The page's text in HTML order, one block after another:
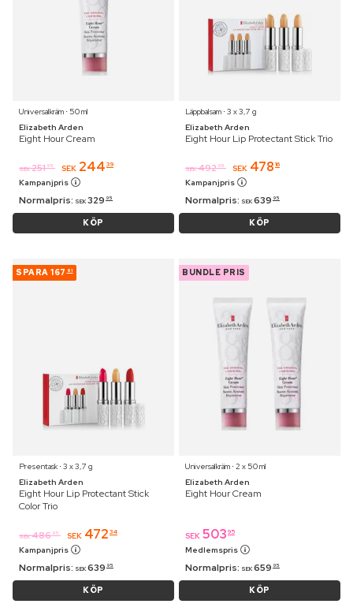
Universalkräm ⋅ 50 ml
Elizabeth Arden
Eight Hour Cream
SEK 251 95 SEK 244 39
Kampanjpris
Normalpris: SEK 329 95
KÖP
Läppbalsam ⋅ 3 x 3,7 g
Elizabeth Arden
Eight Hour Lip Protectant Stick Trio
SEK 492 95 SEK 478 16
Kampanjpris
Normalpris: SEK 639 95
KÖP
SPARA 167 61
Presentask ⋅ 3 x 3,7 g
Elizabeth Arden
Eight Hour Lip Protectant Stick
Color Trio
SEK 486 95 SEK 472 34
Kampanjpris
Normalpris: SEK 639 95
KÖP
BUNDLE PRIS
Universalkräm ⋅ 2 x 50 ml
Elizabeth Arden
Eight Hour Cream
SEK 503 95
Medlemspris
Normalpris: SEK 659 95
KÖP